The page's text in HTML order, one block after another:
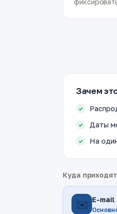
Зачем
Даты
На
Куда
✉️ E-mail